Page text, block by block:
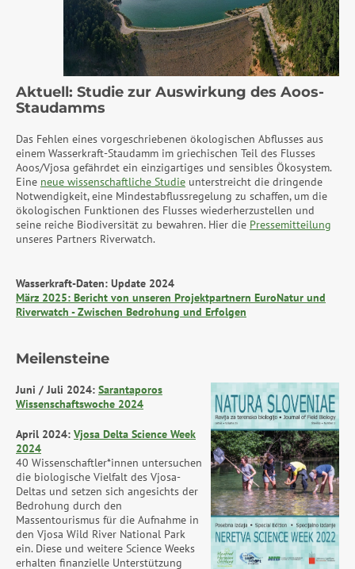
Aktuell: Studie zur Auswirkung des Aoos-
Staudamms
Das Fehlen eines vorgeschriebenen ökologischen Abflusses aus
einem Wasserkraft-Staudamm im griechischen Teil des Flusses
Aoos/Vjosa gefährdet ein einzigartiges und sensibles Ökosystem.
Eine neue wissenschaftliche Studie unterstreicht die dringende
Notwendigkeit, eine Mindestabflussregelung zu schaffen, um die
ökologischen Funktionen des Flusses wiederherzustellen und
seine reiche Biodiversität zu bewahren. Hier die Pressemitteilung
unseres Partners Riverwatch.
Wasserkraft-Daten: Update 2024
März 2025: Bericht von unseren Projektpartnern EuroNatur und
Riverwatch - Zwischen Bedrohung und Erfolgen
Meilensteine
Juni / Juli 2024: Sarantaporos
Wissenschaftswoche 2024
April 2024: Vjosa Delta Science Week
2024
40 Wissenschaftler*innen untersuchen
die biologische Vielfalt des Vjosa-
Deltas und setzen sich angesichts der
Bedrohung durch den
Massentourismus für die Aufnahme in
den Vjosa Wild River National Park
ein. Diese und weitere Science Weeks
erhalten finanzielle Unterstützung